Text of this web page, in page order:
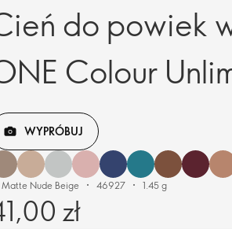
do powiek
Colour
WYPRÓBUJ
Matte Nude Beige 46927 1.45 g
zł